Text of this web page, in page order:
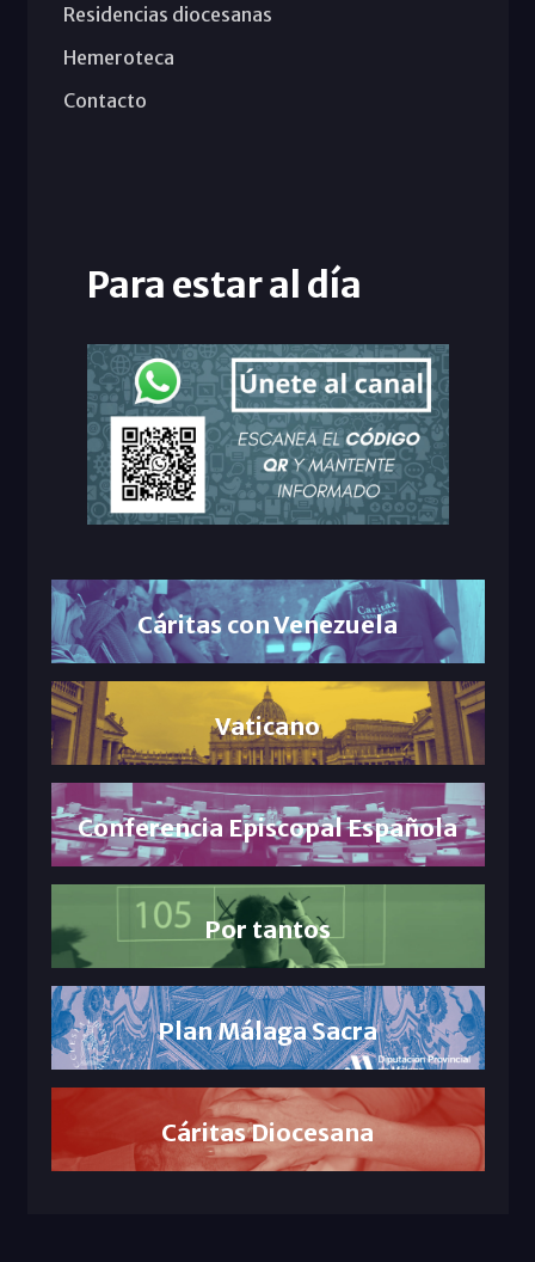
Residencias diocesanas
Hemeroteca
Contacto
Para estar al día
Cáritas con Venezuela
Vaticano
Conferencia Episcopal Española
Por tantos
Plan Málaga Sacra
Cáritas Diocesana